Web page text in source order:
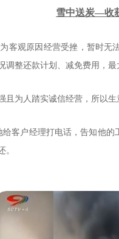
雪中送炭—收
客观原因经营受挫，暂时
调整还款计划、减免费用，
为人踏实诚信经营，所以
客户经理打电话，告知他
。